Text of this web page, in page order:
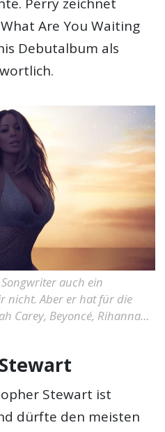
Are You Waiting
Debutalbum als
auch ein
nicht. Aber er hat für die
Carey, Beyoncé, Rihanna…
Stewart ist
dürfte den meisten